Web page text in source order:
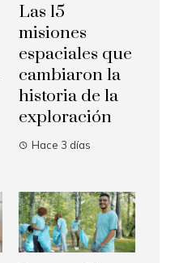
Las 15
misiones
espaciales que
cambiaron la
historia de la
exploración
Hace 3 días